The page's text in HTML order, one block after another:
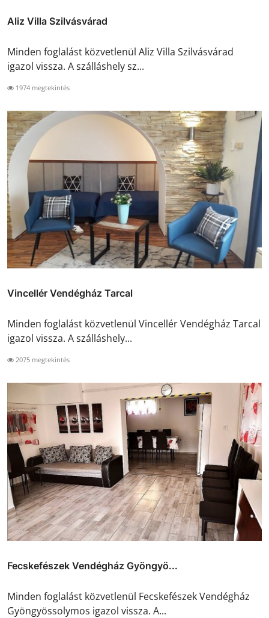
Aliz Villa Szilvásvárad
Minden foglalást közvetlenül Aliz Villa Szilvásvárad
igazol vissza. A szálláshely sz...
1974 megtekintés
Vincellér Vendégház Tarcal
Minden foglalást közvetlenül Vincellér Vendégház Tarcal
igazol vissza. A szálláshely...
2075 megtekintés
Fecskefészek Vendégház Gyöngyö...
Minden foglalást közvetlenül Fecskefészek Vendégház
Gyöngyössolymos igazol vissza. A...